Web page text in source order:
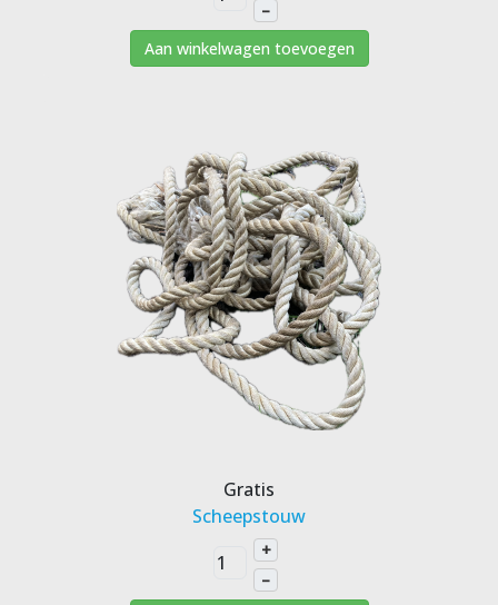
–
Aan winkelwagen toevoegen
Gratis
Scheepstouw
+
–